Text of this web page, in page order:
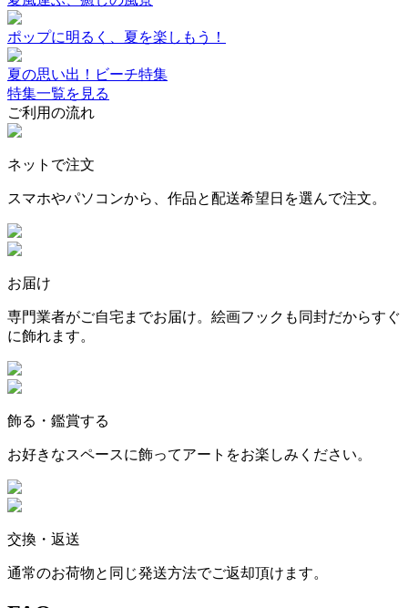
ポップに明るく、夏を楽しもう！
夏の思い出！ビーチ特集
特集一覧を見る
ご利用の流れ
ネットで注文
スマホやパソコンから、作品と配送希望日を選んで注文。
お届け
専門業者がご自宅までお届け。絵画フックも同封だからすぐ
に飾れます。
飾る・鑑賞する
お好きなスペースに飾ってアートをお楽しみください。
交換・返送
通常のお荷物と同じ発送方法でご返却頂けます。